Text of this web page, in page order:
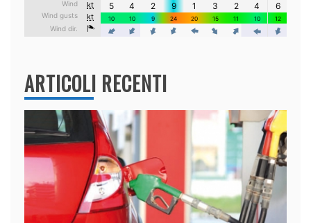
ARTICOLI RECENTI